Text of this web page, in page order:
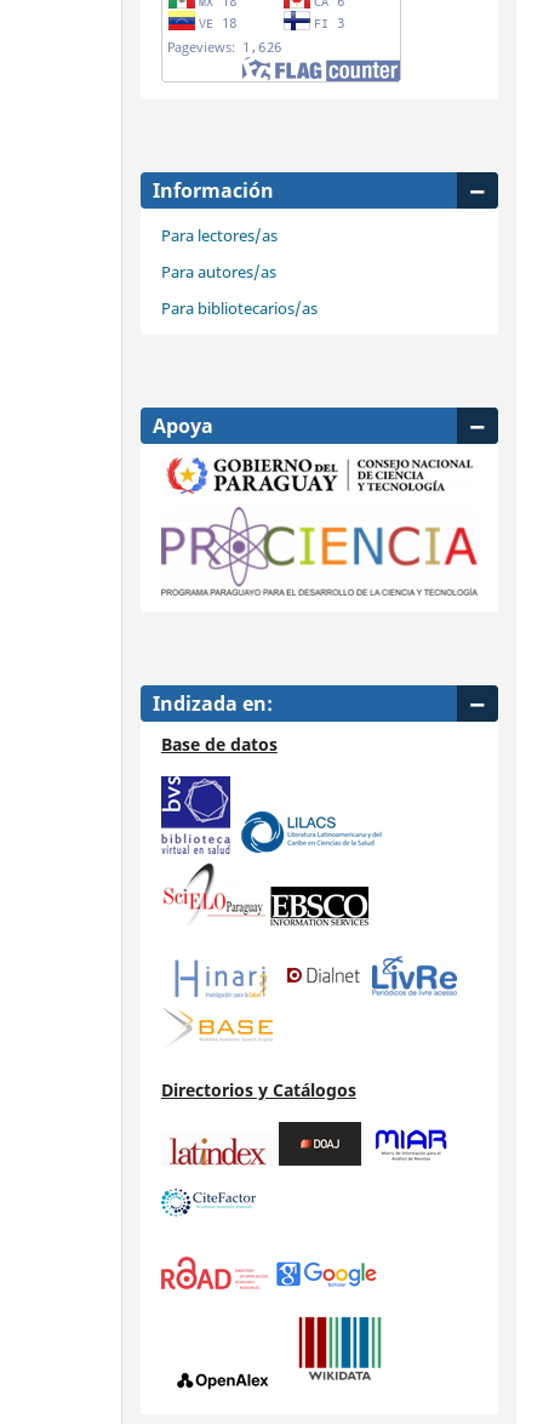
Información
Para lectores/as
Para autores/as
Para bibliotecarios/as
Apoya
Indizada en:
Base de datos
Directorios y Catálogos